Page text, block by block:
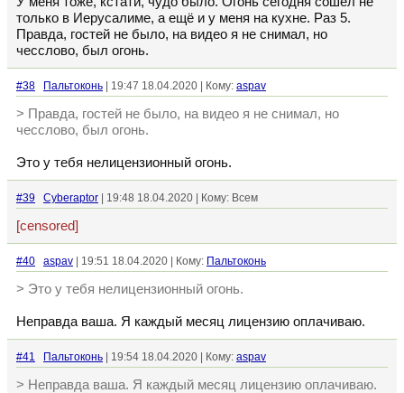
только в Иерусалиме, а ещё и у меня на кухне. Раз 5.
Правда, гостей не было, на видео я не снимал, но
чесслово, был огонь.
#38 Пальтоконь | 19:47 18.04.2020 | Кому: aspav
> Правда, гостей не было, на видео я не снимал, но
чесслово, был огонь.
Это у тебя нелицензионный огонь.
#39 Cyberaptor | 19:48 18.04.2020 | Кому: Всем
[censored]
#40 aspav | 19:51 18.04.2020 | Кому: Пальтоконь
> Это у тебя нелицензионный огонь.
Неправда ваша. Я каждый месяц лицензию оплачиваю.
#41 Пальтоконь | 19:54 18.04.2020 | Кому: aspav
> Неправда ваша. Я каждый месяц лицензию оплачиваю.